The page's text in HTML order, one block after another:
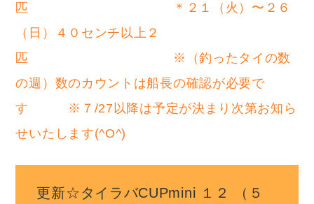
匹 ＊２１（火）〜２６
（日）４０センチ以上２
匹 ※（釣ったタイの数
の週）数のカウントは船長の確認が必要で
す ※７/27以降は予定が決まり次第お知ら
せいたします(^O^)
更新☆タイラバCUPmini １２ （５